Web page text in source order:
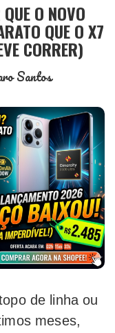
O NOVO
QUE O X7
CORRER)
Santos
meses,